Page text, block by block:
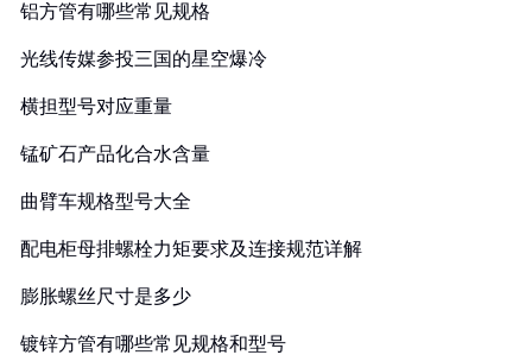
铝方管有哪些常见规格
光线传媒参投三国的星空爆冷
横担型号对应重量
锰矿石产品化合水含量
曲臂车规格型号大全
配电柜母排螺栓力矩要求及连接规范详解
膨胀螺丝尺寸是多少
镀锌方管有哪些常见规格和型号